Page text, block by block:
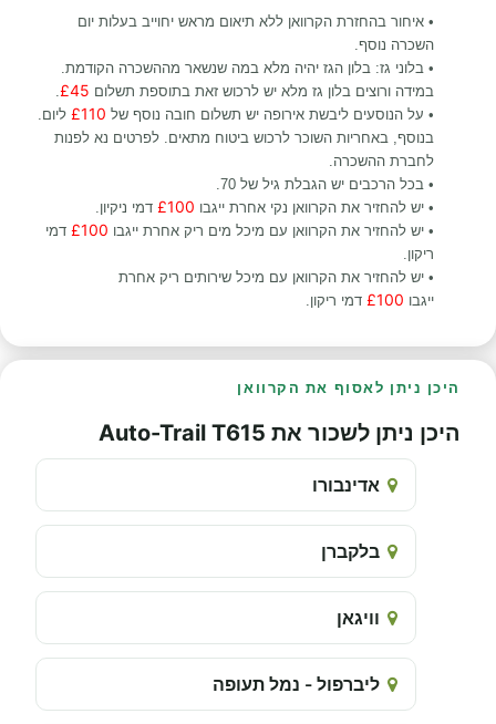
• איחור בהחזרת הקרוואן ללא תיאום מראש יחוייב בעלות יום
השכרה נוסף.
• בלוני גז: בלון הגז יהיה מלא במה שנשאר מההשכרה הקודמת.
במידה ורוצים בלון גז מלא יש לרכוש זאת בתוספת תשלום £45
• על הנוסעים ליבשת אירופה יש תשלום חובה נוסף של £110 ליום.
בנוסף, באחריות השוכר לרכוש ביטוח מתאים. לפרטים נא לפנות
לחברת ההשכרה.
• בכל הרכבים יש הגבלת גיל של 70.
• יש להחזיר את הקרוואן נקי אחרת ייגבו £100 דמי ניקיון.
• יש להחזיר את הקרוואן עם מיכל מים ריק אחרת ייגבו £100 דמי
ריקון.
• יש להחזיר את הקרוואן עם מיכל שירותים ריק אחרת
ייגבו £100 דמי ריקון.
היכן ניתן לאסוף את הקרוואן
היכן ניתן לשכור את Auto-Trail T615
אדינבורו
בלקברן
וויגאן
ליברפול - נמל תעופה